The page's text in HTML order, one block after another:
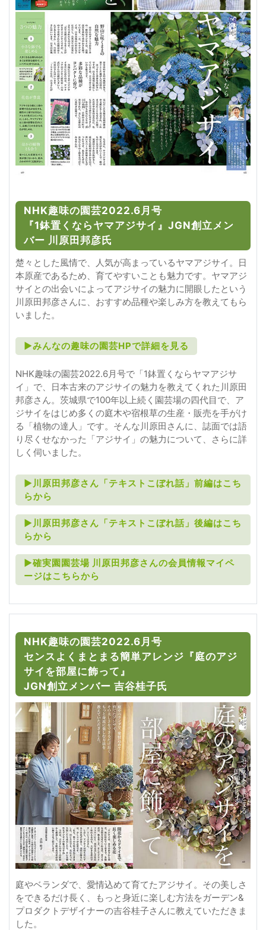
NHK趣味の園芸2022.6月号
『1鉢置くならヤマアジサイ』JGN創立メン
バー 川原田邦彦氏
楚々とした風情で、人気が高まっているヤマアジサイ。日
本原産であるため、育てやすいことも魅力です。ヤマアジ
サイとの出会いによってアジサイの魅力に開眼したという
川原田邦彦さんに、おすすめ品種や楽しみ方を教えてもら
いました。
►みんなの趣味の園芸HPで詳細を見る
NHK趣味の園芸2022.6月号で「1鉢置くならヤマアジサ
イ」で、日本古来のアジサイの魅力を教えてくれた川原田
邦彦さん。茨城県で100年以上続く園芸場の四代目で、ア
ジサイをはじめ多くの庭木や宿根草の生産・販売を手がけ
る「植物の達人」です。そんな川原田さんに、誌面では語
り尽くせなかった「アジサイ」の魅力について、さらに詳
しく伺いました。
►川原田邦彦さん「テキストこぼれ話」前編はこち
らから
►川原田邦彦さん「テキストこぼれ話」後編はこち
らから
►確実園園芸場 川原田邦彦さんの会員情報マイペ
ージはこちらから
NHK趣味の園芸2022.6月号
センスよくまとまる簡単アレンジ『庭のアジ
サイを部屋に飾って』
JGN創立メンバー 吉谷桂子氏
庭やベランダで、愛情込めて育てたアジサイ。その美しさ
をできるだけ長く、もっと身近に楽しむ方法をガーデン&
プロダクトデザイナーの吉谷桂子さんに教えていただきま
した。